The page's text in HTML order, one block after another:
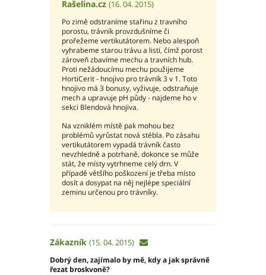
Rašelina.cz (16. 04. 2015)
Po zimě odstraníme stařinu z travního
porostu, trávník provzdušníme či
prořežeme vertikutátorem. Nebo alespoň
vyhrabeme starou trávu a listí, čímž porost
zároveň zbavíme mechu a travních hub.
Proti nežádoucímu mechu použijeme
HortiCerit - hnojivo pro trávník 3 v 1. Toto
hnojivo má 3 bonusy, vyživuje, odstraňuje
mech a upravuje pH půdy - najdeme ho v
sekci Blendová hnojiva.
Na vzniklém místě pak mohou bez
problémů vyrůstat nová stébla. Po zásahu
vertikutátorem vypadá trávník často
nevzhledně a potrhaně, dokonce se může
stát, že místy vytrhneme celý drn. V
případě většího poškození je třeba místo
dosít a dosypat na něj nejlépe speciální
zeminu určenou pro trávníky.
Zákazník (15. 04. 2015)
Dobrý den, zajímalo by mě, kdy a jak správně
řezat broskvoně?